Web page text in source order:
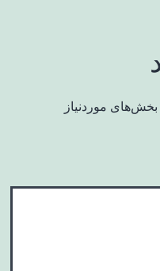
بخش‌های موردنیاز